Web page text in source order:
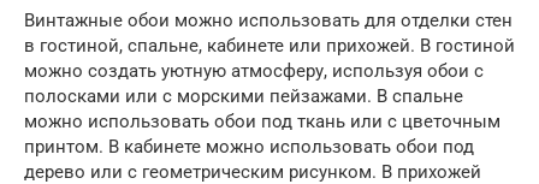
Винтажные обои можно использовать для отделки стен
в гостиной, спальне, кабинете или прихожей. В гостиной
можно создать уютную атмосферу, используя обои с
полосками или с морскими пейзажами. В спальне
можно использовать обои под ткань или с цветочным
принтом. В кабинете можно использовать обои под
дерево или с геометрическим рисунком. В прихожей